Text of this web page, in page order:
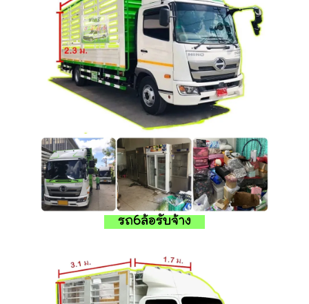
รถ6ล้อรับจ้าง